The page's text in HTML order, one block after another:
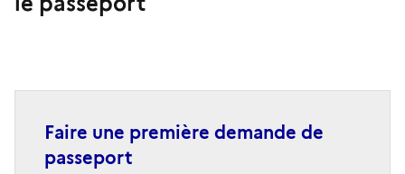
Faire une première demande de
passeport